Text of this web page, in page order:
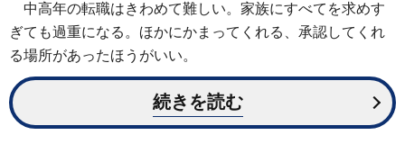
中高年の転職はきわめて難しい。家族にすべてを求めす
ぎても過重になる。ほかにかまってくれる、承認してくれ
る場所があったほうがいい。
続きを読む